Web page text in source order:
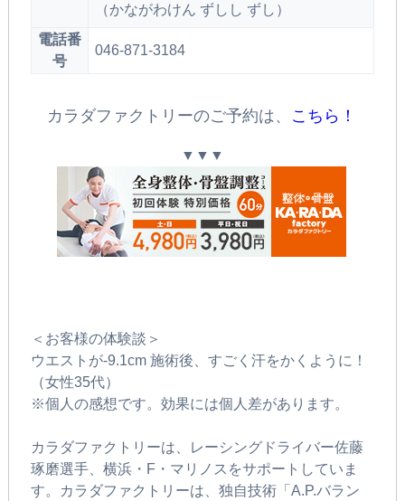
（かながわけん ずしし ずし）
電話番
号
046-871-3184
カラダファクトリーのご予約は、 こちら！
▼▼▼
＜お客様の体験談＞
ウエストが-9.1cm 施術後、すごく汗をかくように！
（女性35代）
※個人の感想です。効果には個人差があります。
カラダファクトリーは、レーシングドライバー佐藤
琢磨選手、横浜・F・マリノスをサポートしていま
す。カラダファクトリーは、独自技術「A.P.バラン